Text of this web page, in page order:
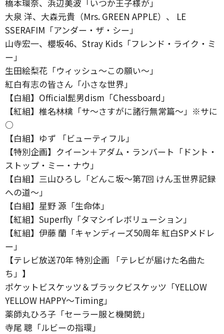
橋本環奈、浜辺美波「いつか王子様が」
大泉 洋、大森元貴（Mrs. GREEN APPLE）、 LE
SSERAFIM「アンダー・ザ・シー」
山寺宏一、櫻坂46、Stray Kids「フレンド・ライク・ミ
ー」
生田絵梨花「ウィッシュ～この願い～」
紅白有志の皆さん「小さな世界」
【白組】Official髭男dism「Chessboard」
【紅組】椎名林檎「サ～さすがに諸行無常篇～」※サに
○
【白組】ゆず 「ビューティフル」
【特別企画】クイーン＋アダム・ランバート「ドント・
ストップ・ミー・ナウ」
【白組】三山ひろし「どんこ坂～第7回 けん玉世界記録
への道～」
【白組】星野 源「生命体」
【紅組】Superfly「タマシイレボリューション」
【紅組】伊藤 蘭「キャンディーズ50周年 紅白SPメドレ
ー」
【テレビ放送70年 特別企画 「テレビが届けた名曲た
ち」】
ポケットビスケッツ＆ブラックビスケッツ「YELLOW
YELLOW HAPPY～Timing」
薬師丸ひろ子「セーラー服と機関銃」
寺尾 聰「ルビーの指環」